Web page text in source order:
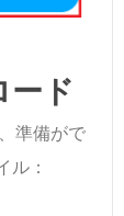
ド
準備がで
ル：